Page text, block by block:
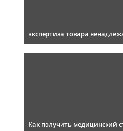
экспертиза товара
Как получить медицинский